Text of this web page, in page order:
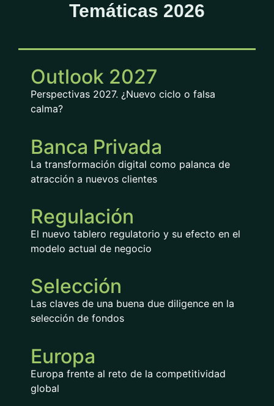
Temáticas 2026
Outlook 2027
Perspectivas 2027. ¿Nuevo ciclo o falsa
calma?
Banca Privada
La transformación digital como palanca de
atracción a nuevos clientes
Regulación
El nuevo tablero regulatorio y su efecto en el
modelo actual de negocio
Selección
Las claves de una buena due diligence en la
selección de fondos
Europa
Europa frente al reto de la competitividad
global